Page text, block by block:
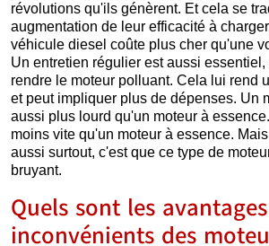
révolutions qu'ils génèrent. Et cela se
augmentation de leur efficacité à
véhicule diesel coûte plus cher qu'une
Un entretien régulier est aussi
rendre le moteur polluant. Cela lui rend
et peut impliquer plus de dépenses. Un
aussi plus lourd qu'un moteur à
moins vite qu'un moteur à essence.
aussi surtout, c'est que ce type de
bruyant.
Quels sont les
inconvénients des